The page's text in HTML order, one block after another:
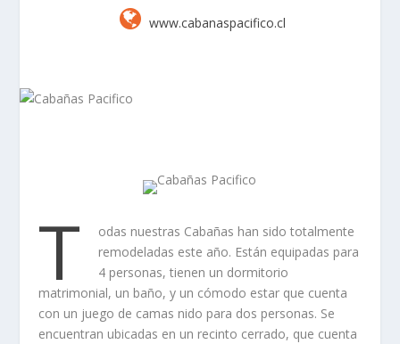
www.cabanaspacifico.cl
T
odas nuestras Cabañas han sido totalmente
remodeladas este año. Están equipadas para
4 personas, tienen un dormitorio
matrimonial, un baño, y un cómodo estar que cuenta
con un juego de camas nido para dos personas. Se
encuentran ubicadas en un recinto cerrado, que cuenta